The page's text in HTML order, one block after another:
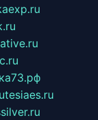
tesiaes.ru